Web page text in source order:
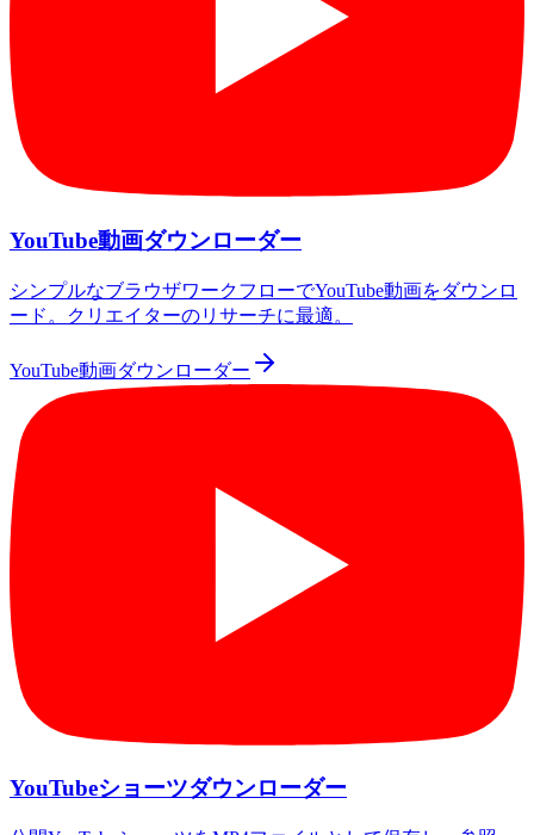
YouTube動画ダウンローダー
シンプルなブラウザワークフローでYouTube動画をダウンロ
ード。クリエイターのリサーチに最適。
YouTube動画ダウンローダー
YouTubeショーツダウンローダー